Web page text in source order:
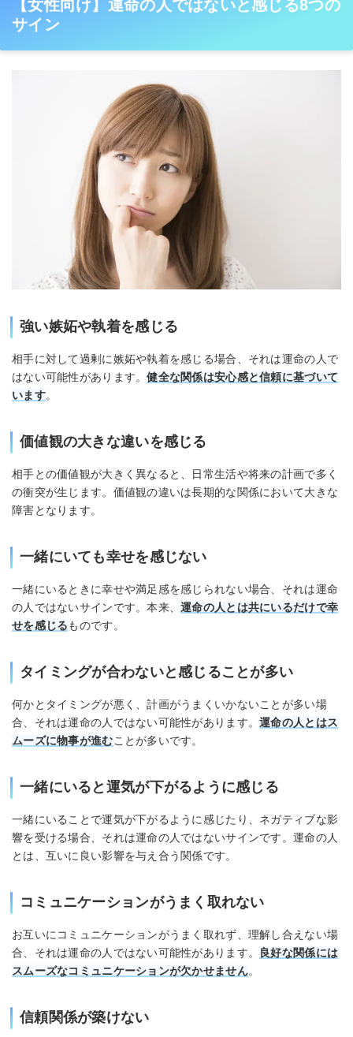
【女性向け】運命の人ではないと感じる8つの
サイン
強い嫉妬や執着を感じる
相手に対して過剰に嫉妬や執着を感じる場合、それは運命の人で
はない可能性があります。健全な関係は安心感と信頼に基づいて
います。
価値観の大きな違いを感じる
相手との価値観が大きく異なると、日常生活や将来の計画で多く
の衝突が生じます。価値観の違いは長期的な関係において大きな
障害となります。
一緒にいても幸せを感じない
一緒にいるときに幸せや満足感を感じられない場合、それは運命
の人ではないサインです。本来、運命の人とは共にいるだけで幸
せを感じるものです。
タイミングが合わないと感じることが多い
何かとタイミングが悪く、計画がうまくいかないことが多い場
合、それは運命の人ではない可能性があります。運命の人とはス
ムーズに物事が進むことが多いです。
一緒にいると運気が下がるように感じる
一緒にいることで運気が下がるように感じたり、ネガティブな影
響を受ける場合、それは運命の人ではないサインです。運命の人
とは、互いに良い影響を与え合う関係です。
コミュニケーションがうまく取れない
お互いにコミュニケーションがうまく取れず、理解し合えない場
合、それは運命の人ではない可能性があります。
良好な関係には
スムーズなコミュニケーションが欠かせません。
信頼関係が築けない